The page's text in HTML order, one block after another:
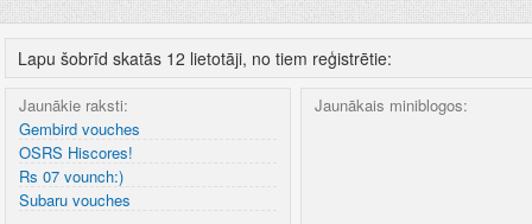
Lapu šobrīd skatās 12 lietotāji, no tiem reģistrētie:
Jaunākie raksti:
Gembird vouches
OSRS Hiscores!
Rs 07 vounch:)
Subaru vouches
Jaunākais miniblogos: